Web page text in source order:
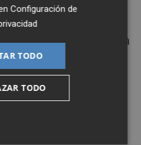
dentro de la
romper por
de nuestros
les viene", ha
que ha reconocido
por cien es
a los cuidadores
Configuración de
TODO
TODO